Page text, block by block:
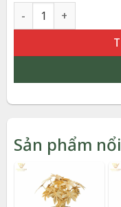
Tranh Chữ Tâm Cỡ
Sản phẩm